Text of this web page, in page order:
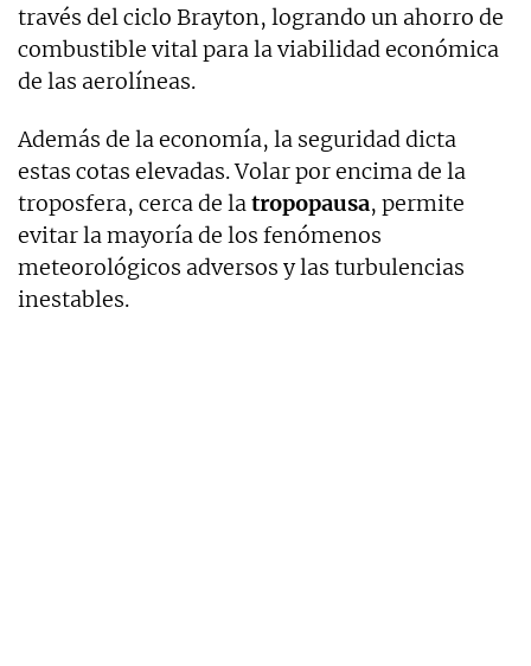
través del ciclo Brayton, logrando un ahorro de
combustible vital para la viabilidad económica
de las aerolíneas.
Además de la economía, la seguridad dicta
estas cotas elevadas. Volar por encima de la
troposfera, cerca de latropopausa, permite
evitar la mayoría de los fenómenos
meteorológicos adversos y las turbulencias
inestables.